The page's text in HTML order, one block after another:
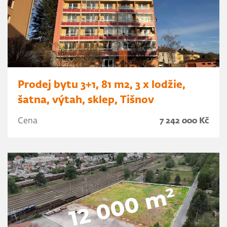
Prodej bytu 3+1, 81 m2, 3 x lodžie,
šatna, výtah, sklep, Tišnov
Cena 7 242 000 Kč